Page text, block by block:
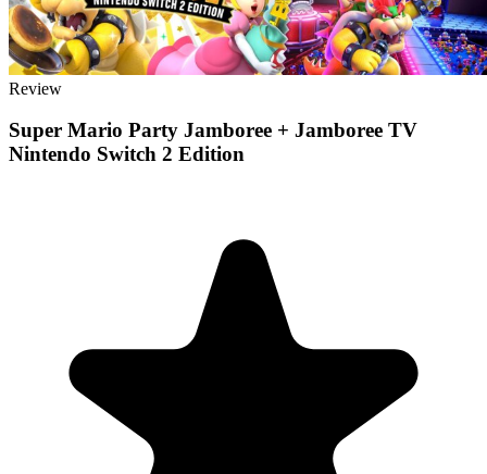
Review
Super Mario Party Jamboree + Jamboree TV
Nintendo Switch 2 Edition